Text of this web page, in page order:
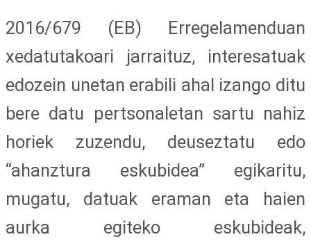
2016/679 (EB) Erregelamenduan
xedatutakoari jarraituz, interesatuak
edozein unetan erabili ahal izango ditu
bere datu pertsonaletan sartu nahiz
horiek zuzendu, deuseztatu edo
“ahanztura eskubidea” egikaritu,
mugatu, datuak eraman eta haien
aurka egiteko eskubideak,